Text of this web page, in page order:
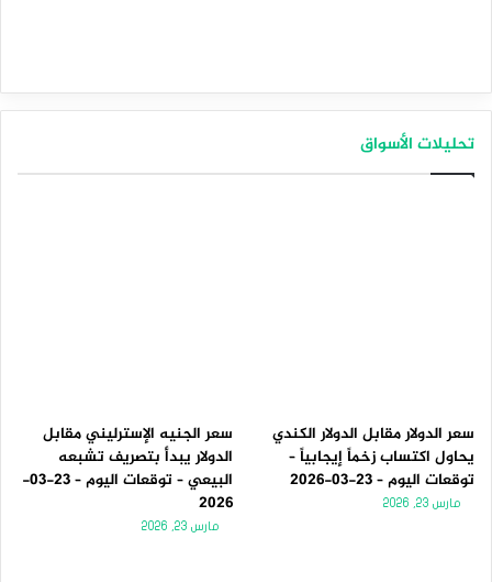
تحليلات الأسواق
سعر الدولار مقابل الدولار الكندي
يحاول اكتساب زخماً إيجابياً –
توقعات اليوم – 23-03-2026
مارس 23, 2026
سعر الجنيه الإسترليني مقابل
الدولار يبدأ بتصريف تشبعه
البيعي – توقعات اليوم – 23-03-
2026
مارس 23, 2026